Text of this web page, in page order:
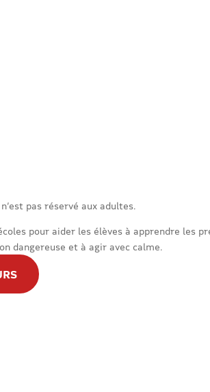
pas réservé aux adultes.
pour aider les élèves à apprendre les
dangereuse et à agir avec calme.